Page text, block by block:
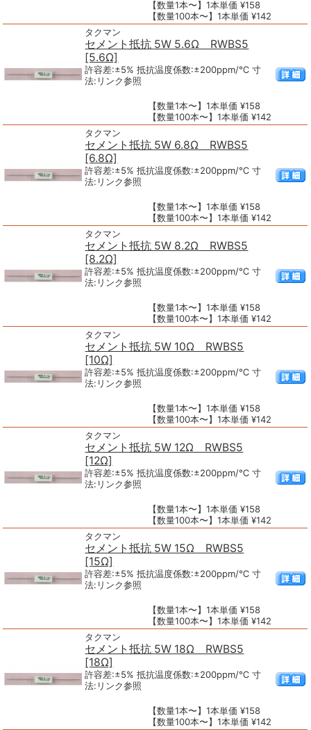
【数量1本〜】1本単価 ¥158
【数量100本〜】1本単価 ¥142
タクマン
セメント抵抗 5W 5.6Ω RWBS5
[5.6Ω]
許容差:±5% 抵抗温度係数:±200ppm/℃ 寸
法:リンク参照
【数量1本〜】1本単価 ¥158
【数量100本〜】1本単価 ¥142
タクマン
セメント抵抗 5W 6.8Ω RWBS5
[6.8Ω]
許容差:±5% 抵抗温度係数:±200ppm/℃ 寸
法:リンク参照
【数量1本〜】1本単価 ¥158
【数量100本〜】1本単価 ¥142
タクマン
セメント抵抗 5W 8.2Ω RWBS5
[8.2Ω]
許容差:±5% 抵抗温度係数:±200ppm/℃ 寸
法:リンク参照
【数量1本〜】1本単価 ¥158
【数量100本〜】1本単価 ¥142
タクマン
セメント抵抗 5W 10Ω RWBS5
[10Ω]
許容差:±5% 抵抗温度係数:±200ppm/℃ 寸
法:リンク参照
【数量1本〜】1本単価 ¥158
【数量100本〜】1本単価 ¥142
タクマン
セメント抵抗 5W 12Ω RWBS5
[12Ω]
許容差:±5% 抵抗温度係数:±200ppm/℃ 寸
法:リンク参照
【数量1本〜】1本単価 ¥158
【数量100本〜】1本単価 ¥142
タクマン
セメント抵抗 5W 15Ω RWBS5
[15Ω]
許容差:±5% 抵抗温度係数:±200ppm/℃ 寸
法:リンク参照
【数量1本〜】1本単価 ¥158
【数量100本〜】1本単価 ¥142
タクマン
セメント抵抗 5W 18Ω RWBS5
[18Ω]
許容差:±5% 抵抗温度係数:±200ppm/℃ 寸
法:リンク参照
【数量1本〜】1本単価 ¥158
【数量100本〜】1本単価 ¥142